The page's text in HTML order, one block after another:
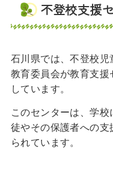
不登校支援
石川県では、不登校
教育委員会が教育支
しています。
このセンターは、学
徒やその保護者への
られています。